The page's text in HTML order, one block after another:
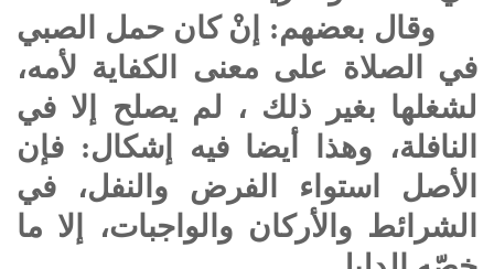
وقال بعضهم: إنْ كان حمل الصبي
في الصلاة على معنى الكفاية لأمه،
لشغلها بغير ذلك ، لم يصلح إلا في
النافلة، وهذا أيضا فيه إشكال: فإن
الأصل استواء الفرض والنفل، في
الشرائط والأركان والواجبات، إلا ما